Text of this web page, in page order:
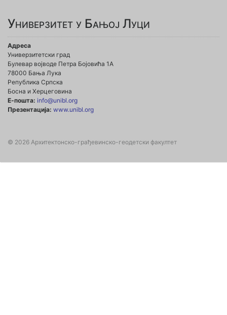
Универзитет у Бањој Луци
Адреса
Универзитетски град
Булевар војводе Петра Бојовића 1А
78000 Бања Лука
Република Српска
Босна и Херцеговина
Е-пошта: info@unibl.org
Презентација: www.unibl.org
© 2026 Архитектонско-грађевинско-геодетски факултет